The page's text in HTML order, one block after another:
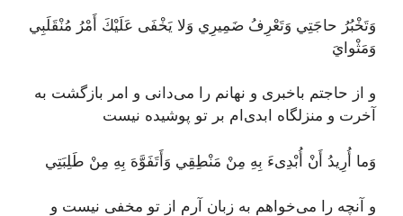
وَتَخْبُرُ حاجَتِي وَتَعْرِفُ ضَمِيرِي وَلا يَخْفَى عَلَيْكَ أَمْرُ مُنْقَلَبِي
وَمَثْوايَ
و از حاجتم باخبری و نهانم را می‌دانی و امر بازگشت به
آخرت و منزلگاه ابدی‌ام بر تو پوشیده نیست
وَما أُرِيدُ أَنْ أُبْدِىءَ بِهِ مِنْ مَنْطِقِي وَأَتَفَوَّهَ بِهِ مِنْ طَلِبَتِي
و آنچه را می‌خواهم به زبان آرم از تو مخفی نیست و